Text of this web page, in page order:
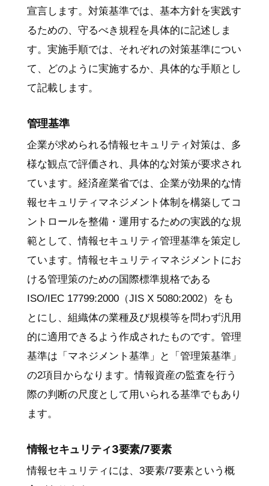
宣言します。対策基準では、基本方針を実践す
るための、守るべき規程を具体的に記述しま
す。実施手順では、それぞれの対策基準につい
て、どのように実施するか、具体的な手順とし
て記載します。
管理基準
企業が求められる情報セキュリティ対策は、多
様な観点で評価され、具体的な対策が要求され
ています。経済産業省では、企業が効果的な情
報セキュリティマネジメント体制を構築してコ
ントロールを整備・運用するための実践的な規
範として、情報セキュリティ管理基準を策定し
ています。情報セキュリティマネジメントにお
ける管理策のための国際標準規格である
ISO/IEC 17799:2000（JIS X 5080:2002）をも
とにし、組織体の業種及び規模等を問わず汎用
的に適用できるよう作成されたものです。管理
基準は「マネジメント基準」と「管理策基準」
の2項目からなります。情報資産の監査を行う
際の判断の尺度として用いられる基準でもあり
ます。
情報セキュリティ3要素/7要素
情報セキュリティには、3要素/7要素という概